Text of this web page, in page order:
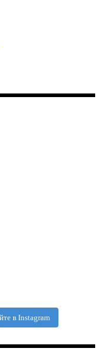
в Instagram